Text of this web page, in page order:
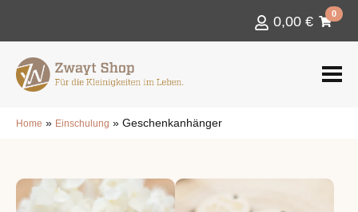
0,00 € 0
Home » Einschulung » Geschenkanhänger